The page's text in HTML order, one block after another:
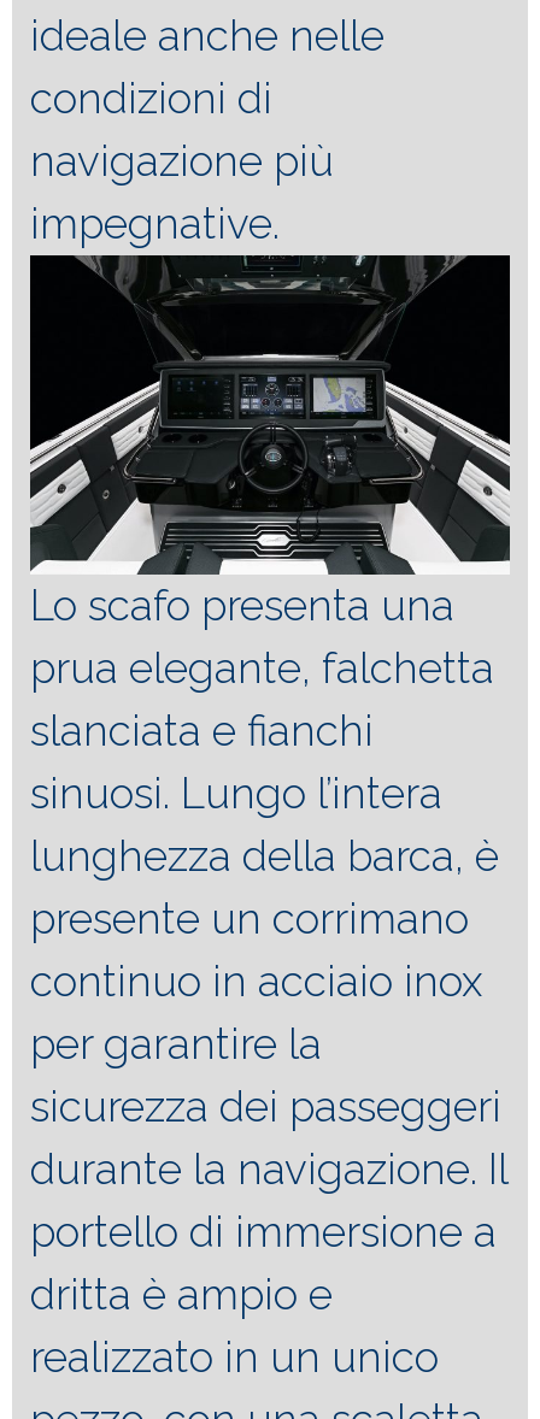
ideale anche nelle
condizioni di
navigazione più
impegnative.
Lo scafo presenta una
prua elegante, falchetta
slanciata e fianchi
sinuosi. Lungo l’intera
lunghezza della barca, è
presente un corrimano
continuo in acciaio inox
per garantire la
sicurezza dei passeggeri
durante la navigazione. Il
portello di immersione a
dritta è ampio e
realizzato in un unico